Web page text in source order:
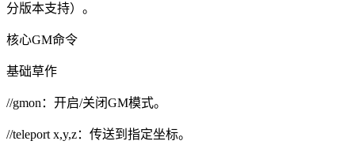
分版本支持）。
核心GM命令
基础草作
//gmon：开启/关闭GM模式。
//teleport x,y,z：传送到指定坐标。